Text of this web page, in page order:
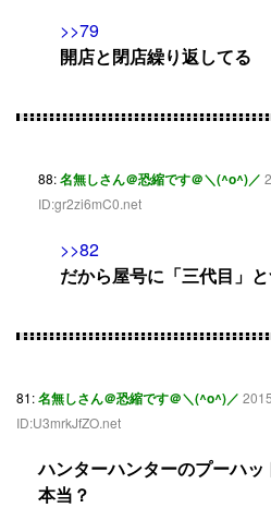
>>79
開店と閉店繰り返してる
88:名無しさん＠恐縮です＠＼(^o^)／
ID:gr2zi6mC0.net
>>82
だから屋号に「三代目」
81:名無しさん＠恐縮です＠＼(^o^)／
ID:U3mrkJfZO.net
ハンターハンターのプーハ
本当？